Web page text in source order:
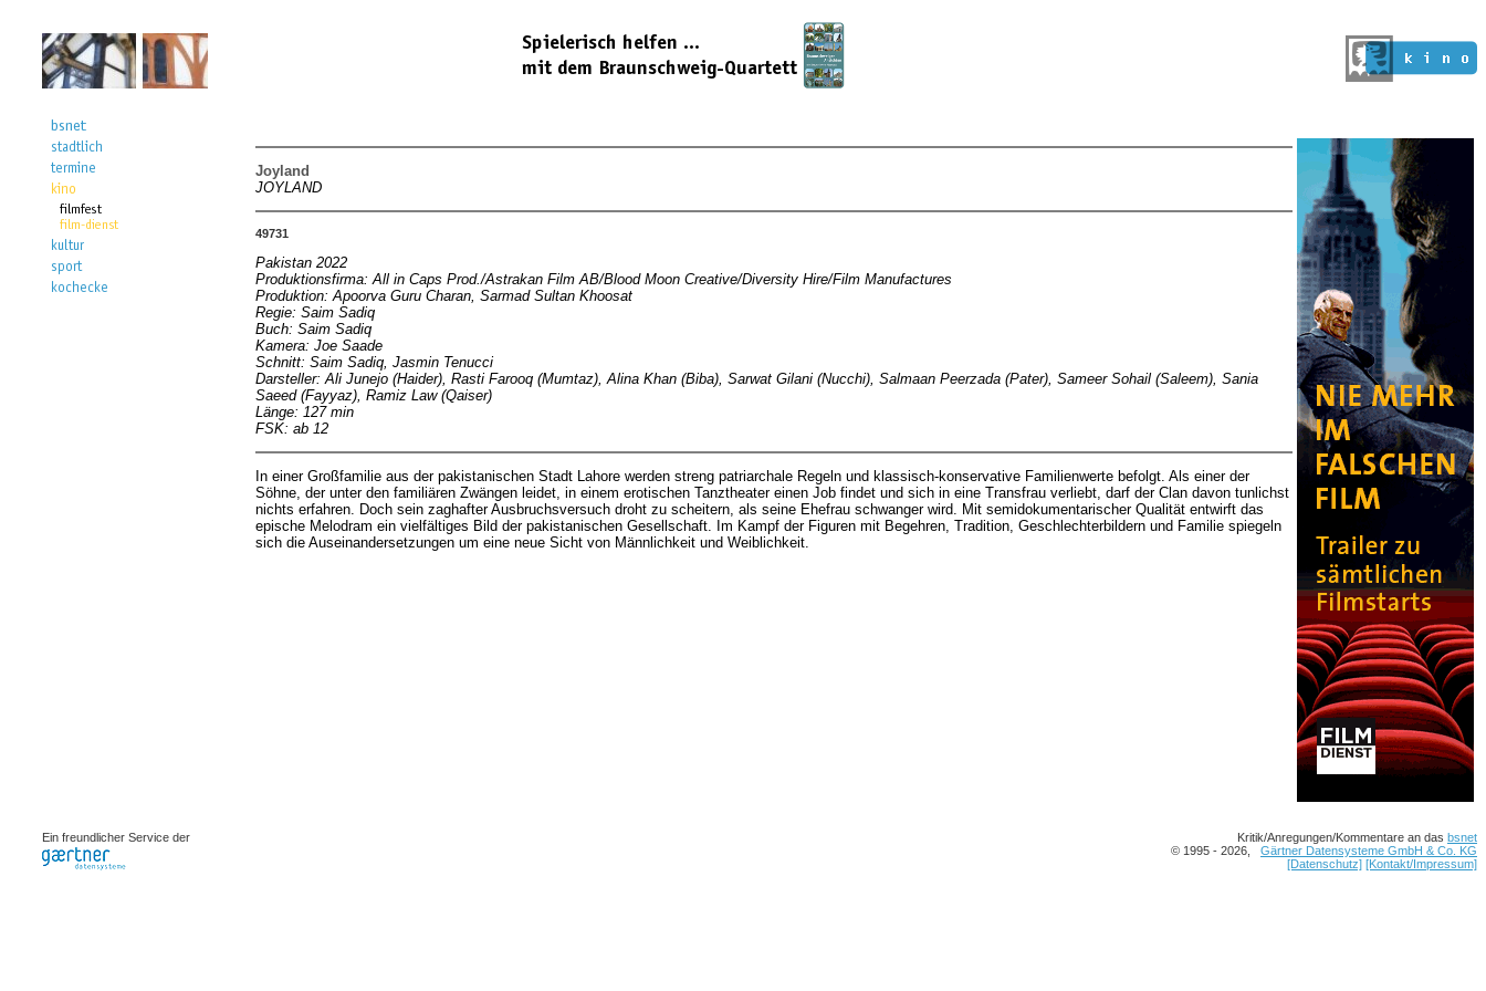
Joyland
JOYLAND
49731
Pakistan 2022
Produktionsfirma: All in Caps Prod./Astrakan Film AB/Blood Moon Creative/Diversity Hire/Film Manufactures
Produktion: Apoorva Guru Charan, Sarmad Sultan Khoosat
Regie: Saim Sadiq
Buch: Saim Sadiq
Kamera: Joe Saade
Schnitt: Saim Sadiq, Jasmin Tenucci
Darsteller: Ali Junejo (Haider), Rasti Farooq (Mumtaz), Alina Khan (Biba), Sarwat Gilani (Nucchi), Salmaan Peerzada (Pater), Sameer Sohail (Saleem), Sania
Saeed (Fayyaz), Ramiz Law (Qaiser)
Länge: 127 min
FSK: ab 12
In einer Großfamilie aus der pakistanischen Stadt Lahore werden streng patriarchale Regeln und klassisch-konservative Familienwerte befolgt. Als einer der
Söhne, der unter den familiären Zwängen leidet, in einem erotischen Tanztheater einen Job findet und sich in eine Transfrau verliebt, darf der Clan davon tunlichst
nichts erfahren. Doch sein zaghafter Ausbruchsversuch droht zu scheitern, als seine Ehefrau schwanger wird. Mit semidokumentarischer Qualität entwirft das
epische Melodram ein vielfältiges Bild der pakistanischen Gesellschaft. Im Kampf der Figuren mit Begehren, Tradition, Geschlechterbildern und Familie spiegeln
sich die Auseinandersetzungen um eine neue Sicht von Männlichkeit und Weiblichkeit.
Ein freundlicher Service der Kritik/Anregungen/Kommentare an das bsnet
© 1995 - 2026, Gärtner Datensysteme GmbH & Co. KG
[Datenschutz] [Kontakt/Impressum]